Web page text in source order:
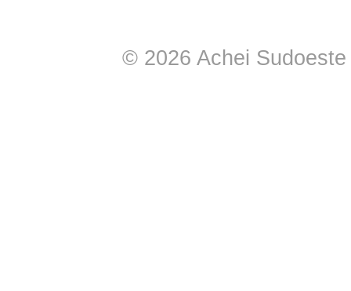
© 2026 Achei